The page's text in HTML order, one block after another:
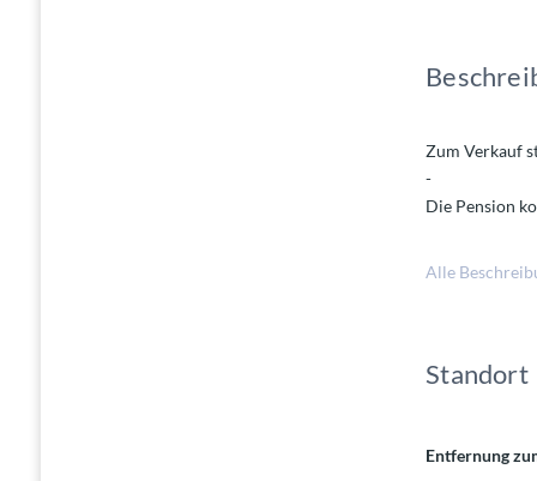
Zum Verkauf
-
Die Pension
Wohnung 2
Alle
Standort
Entfernung